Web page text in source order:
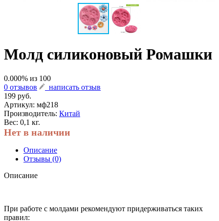
Молд силиконовый Ромашки
0.000% из 100
0 отзывов
написать отзыв
199 руб.
Артикул: мф218
Производитель: Китай
Вес: 0,1 кг.
Нет в наличии
Описание
Отзывы (0)
Описание
При работе с молдами рекомендуют придерживаться таких
правил: